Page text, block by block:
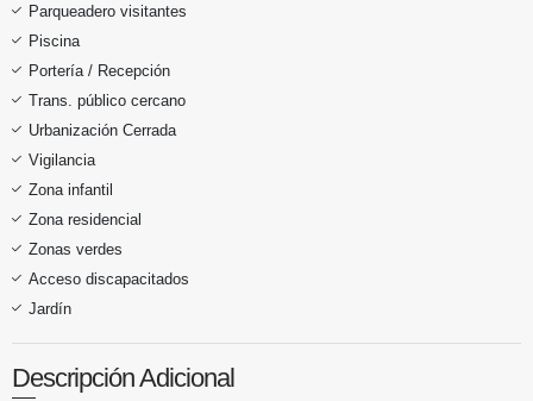
Parqueadero visitantes
Piscina
Portería / Recepción
Trans. público cercano
Urbanización Cerrada
Vigilancia
Zona infantil
Zona residencial
Zonas verdes
Acceso discapacitados
Jardín
Descripción Adicional